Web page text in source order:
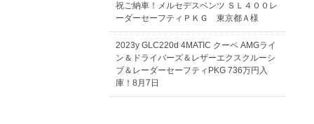
祝ご納車！メルセデスベンツ ＳＬ４００レ
ーダーセーフティＰＫＧ 東京都Ａ様
2023y GLC220d 4MATIC クーペ AMGライ
ン＆ドライバーズ＆レザーエクスクルーシ
ブ＆レーダーセーフティPKG 736万円入
庫！8月7日